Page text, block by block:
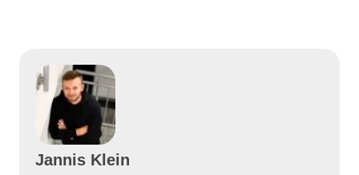
Jannis Klein